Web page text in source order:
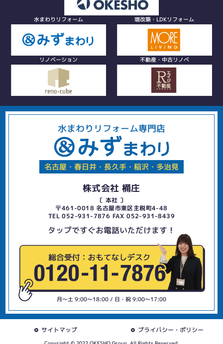
水まわりリフォーム 増改築・LDKリフォーム
リノベーション 不動産・中古リノベ
水まわりリフォーム専門店
名古屋・春日井・長久手・稲沢・多治見
株式会社 桶庄
〔 本社 〕
〒461-0018 名古屋市東区主税町4-48
TEL 052-931-7876 FAX 052-931-8439
タップですぐお電話いただけます！
月〜土 9:00〜18:00 / 日・祝 9:00〜17:00
サイトマップ プライバシー・ポリシー